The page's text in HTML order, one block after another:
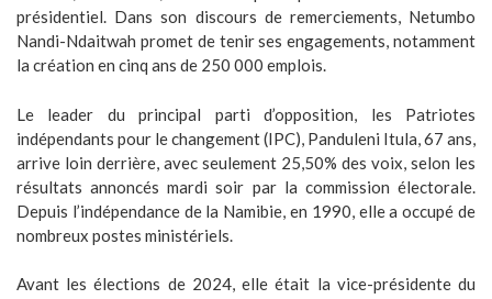
présidentiel. Dans son discours de remerciements, Netumbo
Nandi-Ndaitwah promet de tenir ses engagements, notamment
la création en cinq ans de 250 000 emplois.
Le leader du principal parti d’opposition, les Patriotes
indépendants pour le changement (IPC), Panduleni Itula, 67 ans,
arrive loin derrière, avec seulement 25,50% des voix, selon les
résultats annoncés mardi soir par la commission électorale.
Depuis l’indépendance de la Namibie, en 1990, elle a occupé de
nombreux postes ministériels.
Avant les élections de 2024, elle était la vice-présidente du